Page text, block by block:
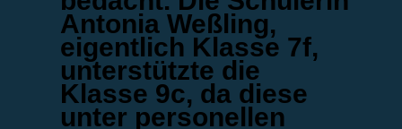
Antonia Weßling,
eigentlich Klasse 7f,
unterstützte die
Klasse 9c, da diese
unter personellen